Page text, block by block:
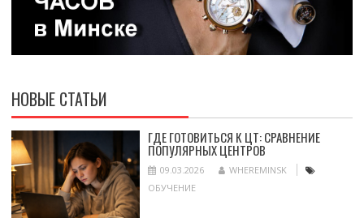
НОВЫЕ СТАТЬИ
ГДЕ ГОТОВИТЬСЯ К ЦТ: СРАВНЕНИЕ
ПОПУЛЯРНЫХ ЦЕНТРОВ
09.03.2026
WHEREMINSK
ОБУЧЕНИЕ